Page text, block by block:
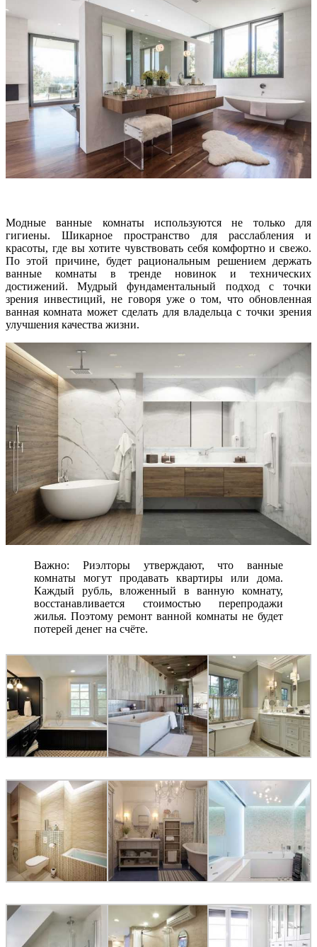
Модные ванные комнаты используются не только для
гигиены. Шикарное пространство для расслабления и
красоты, где вы хотите чувствовать себя комфортно и свежо.
По этой причине, будет рациональным решением держать
ванные комнаты в тренде новинок и технических
достижений. Мудрый фундаментальный подход с точки
зрения инвестиций, не говоря уже о том, что обновленная
ванная комната может сделать для владельца с точки зрения
улучшения качества жизни.
Важно: Риэлторы утверждают, что ванные
комнаты могут продавать квартиры или дома.
Каждый рубль, вложенный в ванную комнату,
восстанавливается стоимостью перепродажи
жилья. Поэтому ремонт ванной комнаты не будет
потерей денег на счёте.